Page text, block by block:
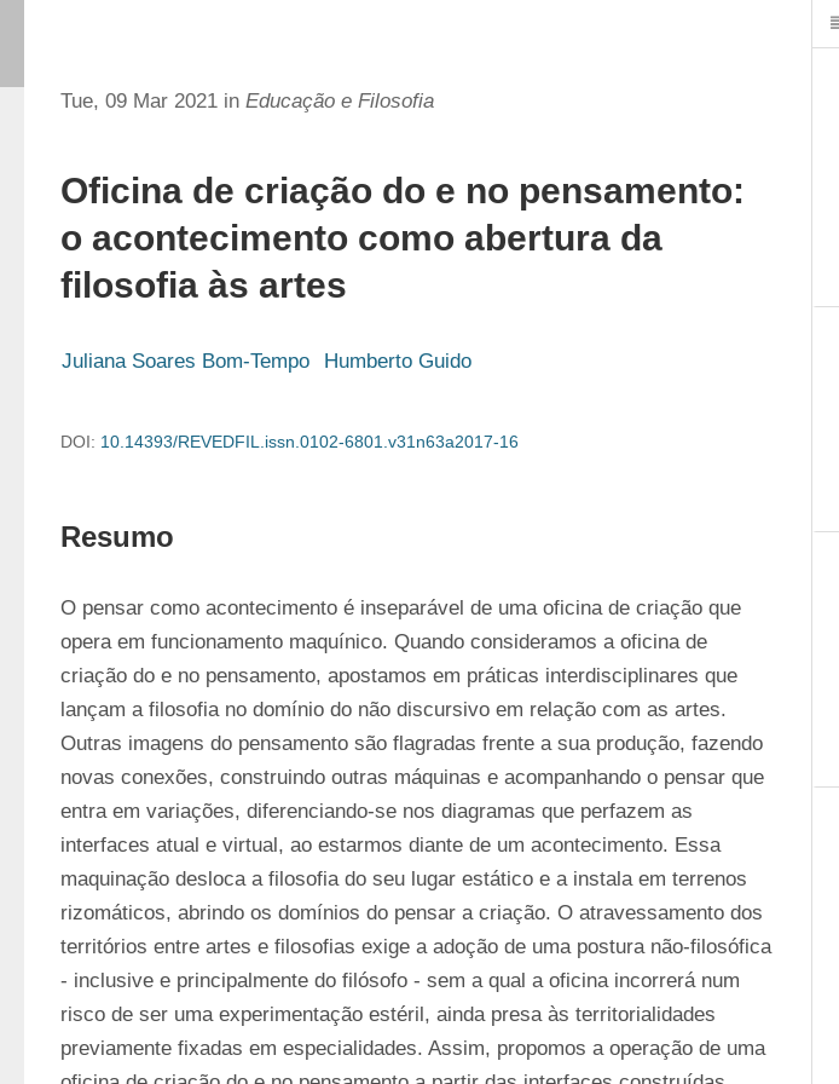
Tue, 09 Mar 2021 in Educação e Filosofia
Oficina de criação do e no pensamento:
o acontecimento como abertura da
filosofia às artes
Juliana Soares Bom-Tempo Humberto Guido
DOI: 10.14393/REVEDFIL.issn.0102-6801.v31n63a2017-16
Resumo
O pensar como acontecimento é inseparável de uma oficina de criação que
opera em funcionamento maquínico. Quando consideramos a oficina de
criação do e no pensamento, apostamos em práticas interdisciplinares que
lançam a filosofia no domínio do não discursivo em relação com as artes.
Outras imagens do pensamento são flagradas frente a sua produção, fazendo
novas conexões, construindo outras máquinas e acompanhando o pensar que
entra em variações, diferenciando-se nos diagramas que perfazem as
interfaces atual e virtual, ao estarmos diante de um acontecimento. Essa
maquinação desloca a filosofia do seu lugar estático e a instala em terrenos
rizomáticos, abrindo os domínios do pensar a criação. O atravessamento dos
territórios entre artes e filosofias exige a adoção de uma postura não-filosófica
- inclusive e principalmente do filósofo - sem a qual a oficina incorrerá num
risco de ser uma experimentação estéril, ainda presa às territorialidades
previamente fixadas em especialidades. Assim, propomos a operação de uma